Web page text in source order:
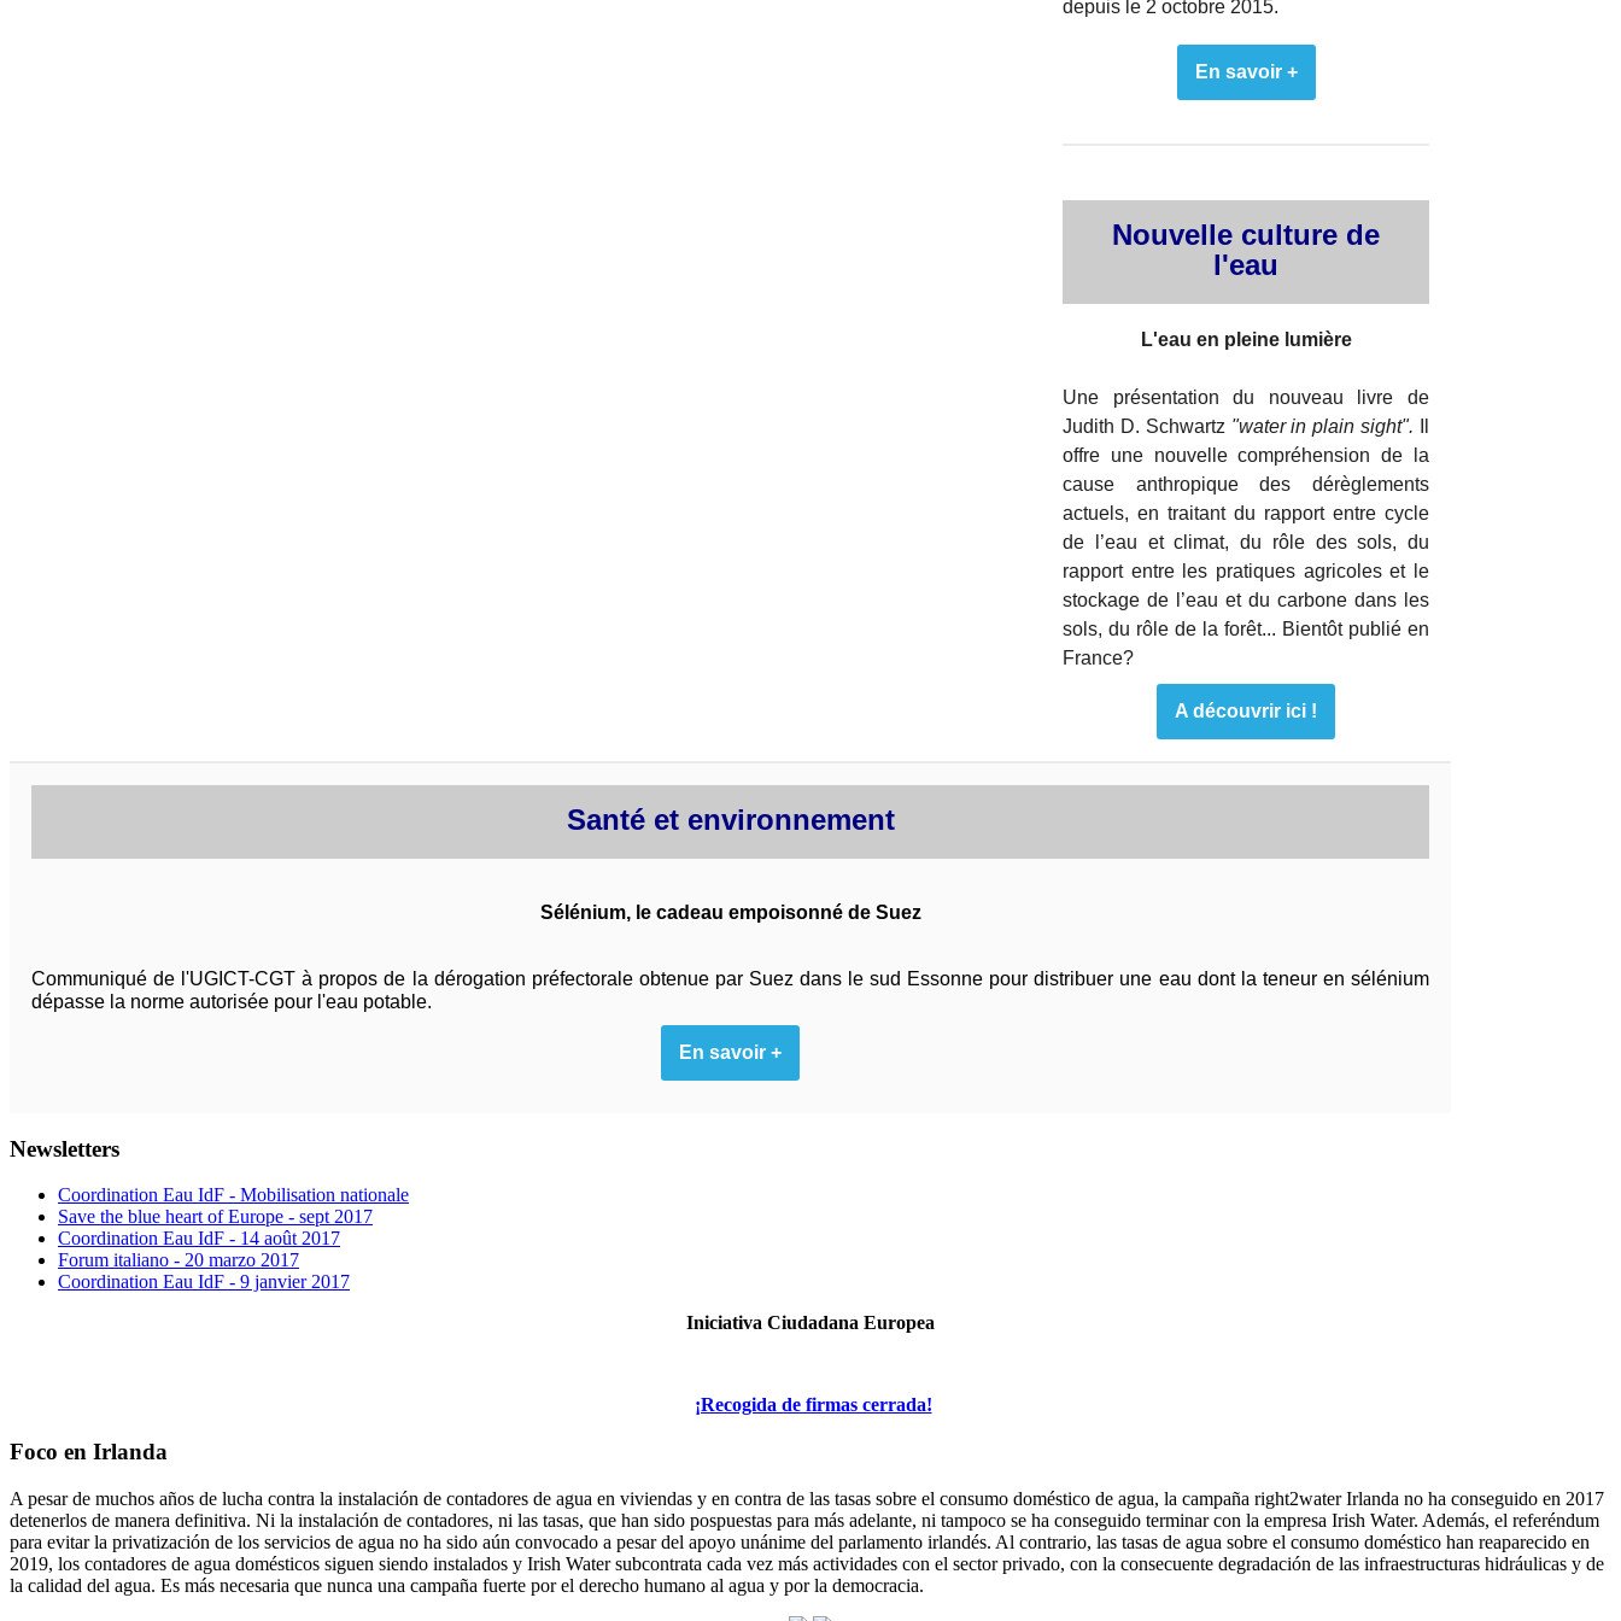
depuis le 2 octobre 2015.
En savoir +
Nouvelle culture de
l'eau
L'eau en pleine lumière
Une présentation du nouveau livre de
Judith D. Schwartz "water in plain sight".
offre une nouvelle compréhension de la
cause anthropique des dérèglements
actuels, en traitant du rapport entre cycle
de l’eau et climat, du rôle des sols, du
rapport entre les pratiques agricoles et le
stockage de l’eau et du carbone dans les
sols, du rôle de la forêt... Bientôt publié en
France?
A découvrir ici !
Santé et environnement
Sélénium, le cadeau empoisonné de Suez
Communiqué de l'UGICT-CGT à propos de la dérogation préfectorale obtenue par Suez dans le sud Essonne pour distribuer une eau dont la teneur en sélénium
dépasse la norme autorisée pour l'eau potable.
En savoir +
Newsletters
Coordination Eau IdF - Mobilisation nationale
Save the blue heart of Europe - sept 2017
Coordination Eau IdF - 14 août 2017
Forum italiano - 20 marzo 2017
Coordination Eau IdF - 9 janvier 2017
Iniciativa Ciudadana Europea
¡Recogida de firmas cerrada!
Foco en Irlanda
A pesar de muchos años de lucha contra la instalación de contadores de agua en viviendas y en contra de las tasas sobre el consumo doméstico de agua, la campaña right2water Irlanda no ha conseguido en 2017
detenerlos de manera definitiva. Ni la instalación de contadores, ni las tasas, que han sido pospuestas para más adelante, ni tampoco se ha conseguido terminar con la empresa Irish Water. Además, el referéndum
para evitar la privatización de los servicios de agua no ha sido aún convocado a pesar del apoyo unánime del parlamento irlandés. Al contrario, las tasas de agua sobre el consumo doméstico han reaparecido en
2019, los contadores de agua domésticos siguen siendo instalados y Irish Water subcontrata cada vez más actividades con el sector privado, con la consecuente degradación de las infraestructuras hidráulicas y de
la calidad del agua. Es más necesaria que nunca una campaña fuerte por el derecho humano al agua y por la democracia.